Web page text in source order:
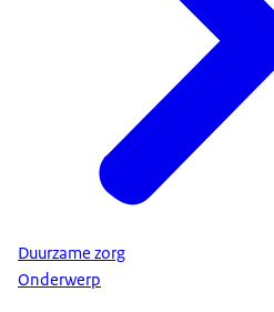
Duurzame zorg
Onderwerp